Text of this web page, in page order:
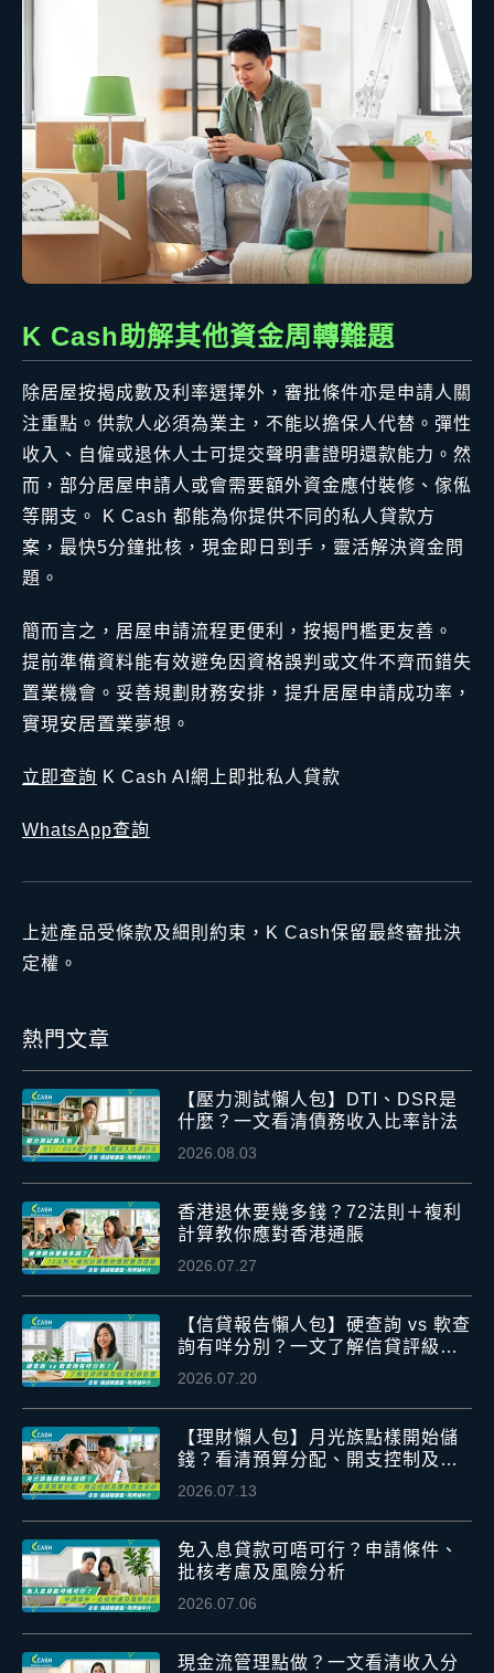
K Cash助解其他資金周轉難題
除居屋按揭成數及利率選擇外，審批條件亦是申請人關
注重點。供款人必須為業主，不能以擔保人代替。彈性
收入、自僱或退休人士可提交聲明書證明還款能力。然
而，部分居屋申請人或會需要額外資金應付裝修、傢俬
等開支。 K Cash 都能為你提供不同的私人貸款方
案，最快5分鐘批核，現金即日到手，靈活解決資金問
題。
簡而言之，居屋申請流程更便利，按揭門檻更友善。
提前準備資料能有效避免因資格誤判或文件不齊而錯失
置業機會。妥善規劃財務安排，提升居屋申請成功率，
實現安居置業夢想。
立即查詢 K Cash AI網上即批私人貸款
WhatsApp查詢
上述產品受條款及細則約束，K Cash保留最終審批決
定權。
熱門文章
【壓力測試懶人包】DTI、DSR是
什麼？一文看清債務收入比率計法
2026.08.03
香港退休要幾多錢？72法則＋複利
計算教你應對香港通脹
2026.07.27
【信貸報告懶人包】硬查詢 vs 軟查
詢有咩分別？一文了解信貸評級及
信貸紀錄影響
2026.07.20
【理財懶人包】月光族點樣開始儲
錢？看清預算分配、開支控制及應
急資金安排
2026.07.13
免入息貸款可唔可行？申請條件、
批核考慮及風險分析
2026.07.06
現金流管理點做？一文看清收入分